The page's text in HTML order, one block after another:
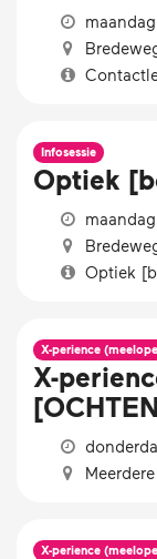
Infosessie
Optiek
Optiek
X-perience
X-
X-perience